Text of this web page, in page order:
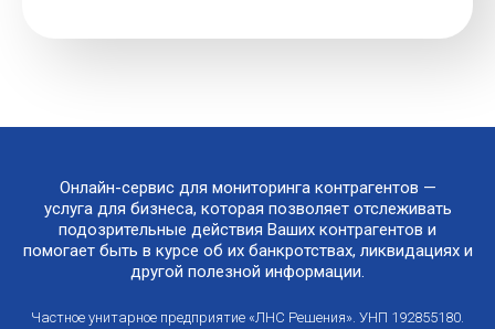
Онлайн-сервис для мониторинга контрагентов —
услуга для бизнеса, которая позволяет отслеживать
подозрительные действия Ваших контрагентов и
помогает быть в курсе об их банкротствах, ликвидациях и
другой полезной информации.
Частное унитарное предприятие «ЛНС Решения». УНП 192855180.